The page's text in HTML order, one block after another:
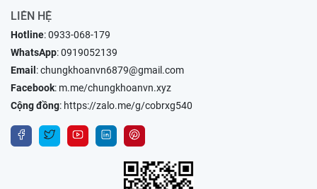
LIÊN HỆ
Hotline:0933-068-179
WhatsApp:0919052139
Email :chungkhoanvn6879@gmail.com
Facebook: m.me/chungkhoanvn.xyz
Cộng đồng: https://zalo.me/g/cobrxg540